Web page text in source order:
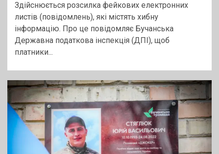
Здійснюється розсилка фейкових електронних
листів (повідомлень), які містять хибну
інформацію. Про це повідомляє Бучанська
Державна податкова інспекція (ДПІ), щоб
платники...